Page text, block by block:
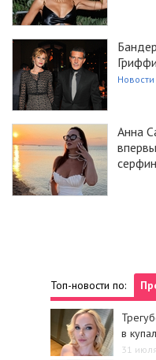
Новости
Анна
Топ-новости по:
в
31